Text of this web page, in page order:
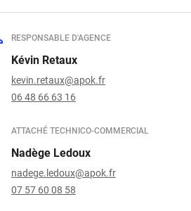
RESPONSABLE D'AGENCE
Kévin Retaux
kevin.retaux@apok.fr
06 48 66 63 16
ATTACHÉ TECHNICO-COMMERCIAL
Nadège Ledoux
nadege.ledoux@apok.fr
07 57 60 08 58